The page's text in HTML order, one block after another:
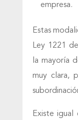
empresa.
Estas
Ley 1221
la mayoría
muy clara,
Existe igual